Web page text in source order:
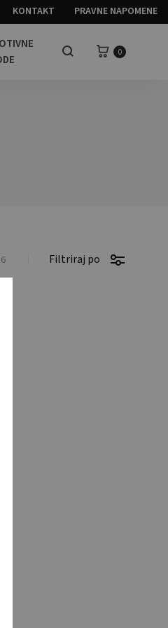
KONTAKT PRAVNE NAPOMENE
Pretraga
Košarica
0
Filtriraj po
6